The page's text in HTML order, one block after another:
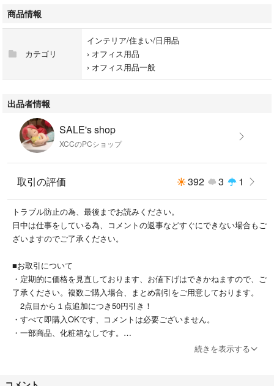
トや瓶に貼って分類することもできます。
【安全で環境に優しい】高品質のミニ印刷用紙は、お子様にも安全、イン
クなしで鮮明に印刷できます。サーマルコーティングは滑らかで、適度な
厚みがあり、防水、防湿、傷防止などの特性も備えています。一般的な感
熱印刷システムと互換性があります。
【使いやすい】普通の印刷用紙と比べ、弊社のサーマルロール紙は熱に敏
タイルのミニポータブルプリンターに適して、熱印画紙の設置方向に注意
を払う必要があるだけでインストールも非常に簡単です。
がれる心配はありません。光沢のあるミニポータブルプリンター用紙は、
様を作ることができます。
＊基本的に最安値での発送方法になります。
＊お安く提供するために簡易包装で発送いたします。
＊まとめ割引有り、2点目から１点追加につき50円引き！
＊日本語の取扱説明書は付属しておりません。
＊長距離輸送を経て国内へ輸入されている為、化粧箱に破れ、傷やへこ
み、汚れなどがある場合がございます。また使用上問題ない程度汚れ、小
＊万が一商品に不備がございましたら必ず評価前にご連絡をお願いいたし
商品情報
カテゴリ
インテリア/住まい/日用品
› オフィス用品
› オフィス用品一般
出品者情報
SALE's shop
XCCのPCショップ
取引の評価 392 3 1
トラブル防止の為、最後までお読みください。
日中は仕事をしている為、コメントの返事などすぐにできない場合もご
ざいますのでご了承ください。
■お取引について
・定期的に価格を見直しております、お値下げはできかねますので、ご
了承ください。複数ご購入場合、まとめ割引をご用意しております。
2点目から１点追加につき50円引き！
・すべて即購入OKです、コメントは必要ございません。
・一部商品、化粧箱なしです。
続きを表示する